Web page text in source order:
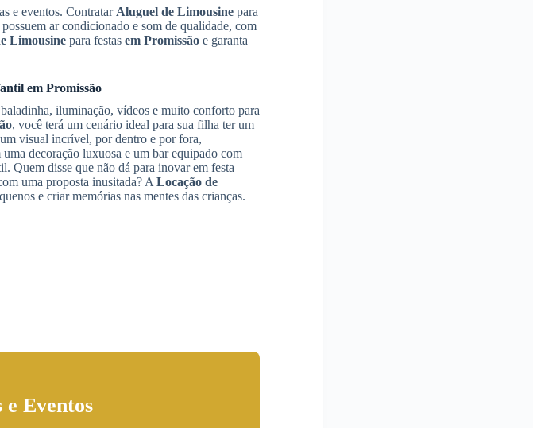
e eventos. Contratar Aluguel de Limousine para
ar condicionado e som de qualidade, com
Limousine para festas em Promissão e garanta
em Promissão
iluminação, vídeos e muito conforto para
, você terá um cenário ideal para sua filha ter um
visual incrível, por dentro e por fora,
decoração luxuosa e um bar equipado com
Quem disse que não dá para inovar em festa
uma proposta inusitada? A Locação de
e criar memórias nas mentes das crianças.
e Eventos